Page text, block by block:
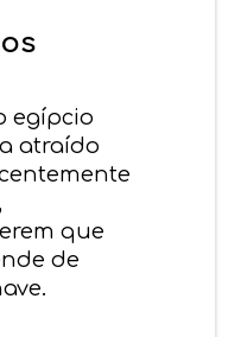
egípcio
atraído
que
de